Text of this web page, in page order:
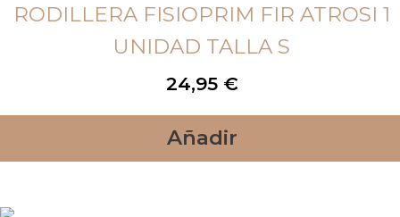
RODILLERA FISIOPRIM FIR ATROSI 1
UNIDAD TALLA S
24,95 €
Añadir